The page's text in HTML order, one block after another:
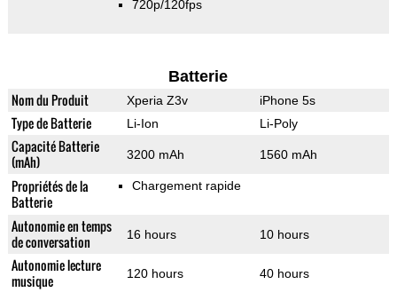
720p/120fps
Batterie
Nom du Produit Xperia Z3v iPhone 5s
Type de Batterie Li-Ion Li-Poly
Capacité Batterie
(mAh)
3200 mAh 1560 mAh
Propriétés de la
Batterie
Chargement rapide
Autonomie en temps
de conversation
16 hours 10 hours
Autonomie lecture
musique
120 hours 40 hours